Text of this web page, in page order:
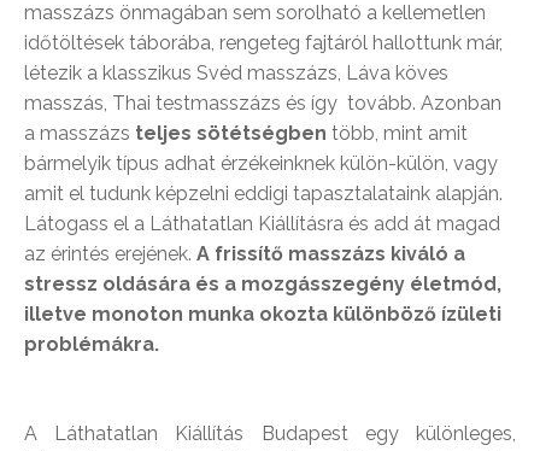
masszázs önmagában sem sorolható a kellemetlen
időtöltések táborába, rengeteg fajtáról hallottunk már,
létezik a klasszikus Svéd masszázs, Láva köves
masszás, Thai testmasszázs és így tovább. Azonban
a masszázs teljes sötétségben több, mint amit
bármelyik típus adhat érzékeinknek külön-külön, vagy
amit el tudunk képzelni eddigi tapasztalataink alapján.
Látogass el a Láthatatlan Kiállításra és add át magad
az érintés erejének. A frissítő masszázs kiváló a
stressz oldására és a mozgásszegény életmód,
illetve monoton munka okozta különböző ízületi
problémákra.
A Láthatatlan Kiállítás Budapest egy különleges,